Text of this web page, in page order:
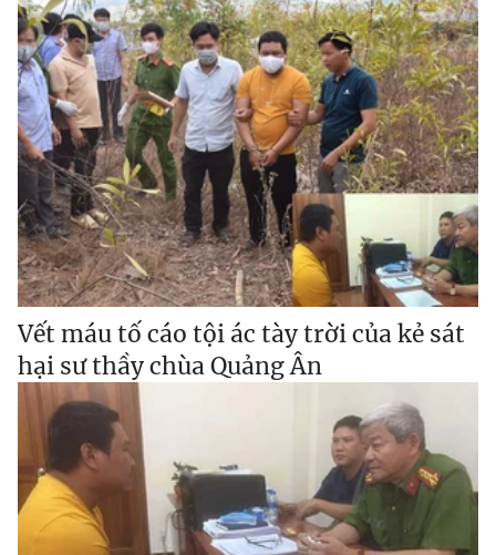
Vết máu tố cáo tội ác tày trời của kẻ sát
hại sư thầy chùa Quảng Ân